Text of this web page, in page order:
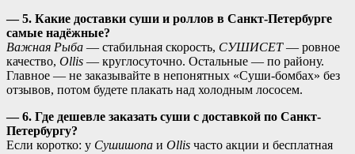
— 5. Какие доставки суши и роллов в Санкт-Петербурге
самые надёжные?
Важная Рыба — стабильная скорость, СУШИСЕТ— ровное
качество, Ollis — круглосуточно. Остальные — по району.
Главное — не заказывайте в непонятных «Суши-бомбах» без
отзывов, потом будете плакать над холодным лососем.
— 6. Где дешевле заказать суши с доставкой по Санкт-
Петербургу?
Если коротко: у Сушишопа и Ollis часто акции и бесплатная